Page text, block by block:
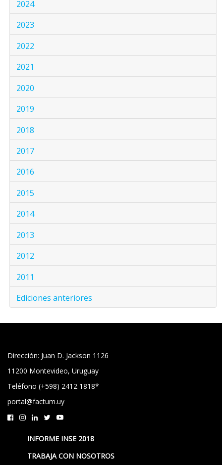
2024
2023
2022
2021
2020
2019
2018
2017
2016
2015
2014
2013
2012
2011
Ediciones anteriores
Dirección: Juan D. Jackson 1126
11200 Montevideo, Uruguay
Teléfono (+598) 2412 1818*
portal@factum.uy
INFORME INSE 2018
TRABAJA CON NOSOTROS